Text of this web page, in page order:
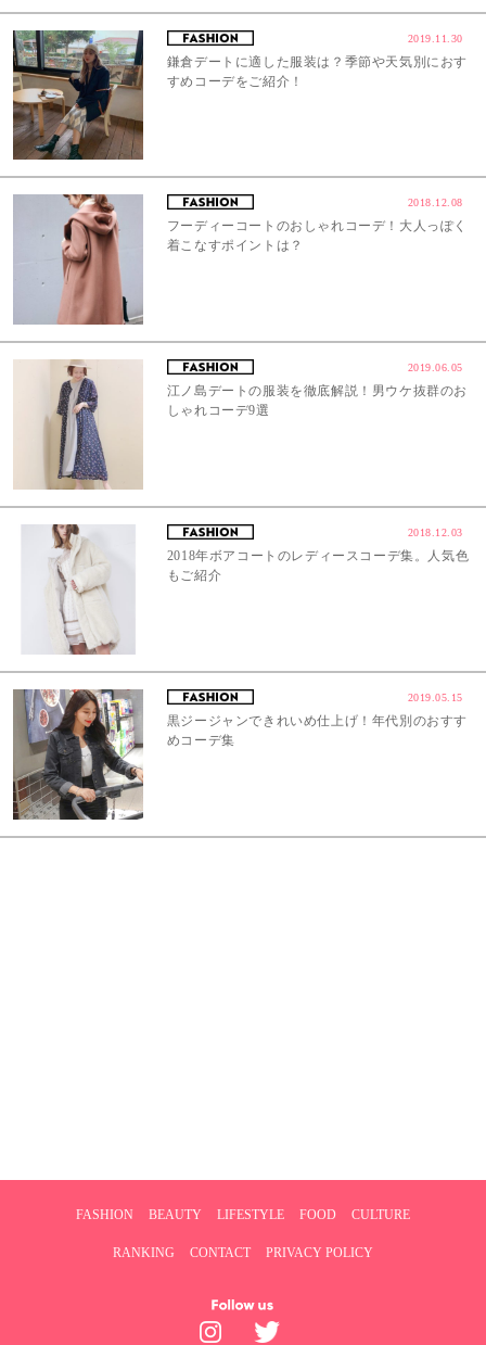
2019.11.30
鎌倉デートに適した服装は？季節や天気別におす
すめコーデをご紹介！
2018.12.08
フーディーコートのおしゃれコーデ！大人っぽく
着こなすポイントは？
2019.06.05
江ノ島デートの服装を徹底解説！男ウケ抜群のお
しゃれコーデ9選
2018.12.03
2018年ボアコートのレディースコーデ集。人気色
もご紹介
2019.05.15
黒ジージャンできれいめ仕上げ！年代別のおすす
めコーデ集
FASHION BEAUTY LIFESTYLE FOOD CULTURE
RANKING CONTACT PRIVACY POLICY